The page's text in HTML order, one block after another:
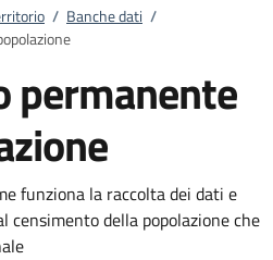
/ Banche dati /
permanente
funziona la raccolta dei dati e
della popolazione che